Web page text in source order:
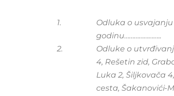
1.
Odluka o usvajanju
godinu…………………..
2.
Odluke o
4, Rešetin zid,
Luka 2, Šiljkovača
cesta, Šakanovići-